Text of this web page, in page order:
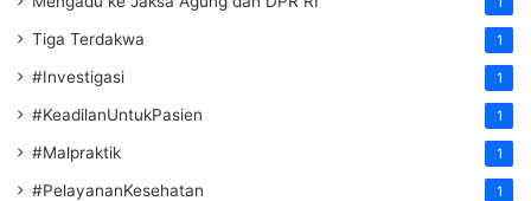
Tiga Terdakwa 1
#Investigasi 1
#KeadilanUntukPasien 1
#Malpraktik 1
#PelayananKesehatan 1